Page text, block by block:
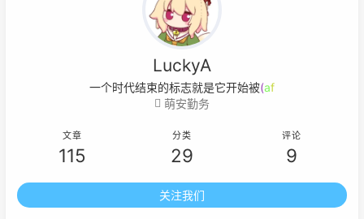
LuckyA
一个时代结束的标志就是它开始被浪漫
萌安勤务
文章
115
分类
29
评论
9
关注我们